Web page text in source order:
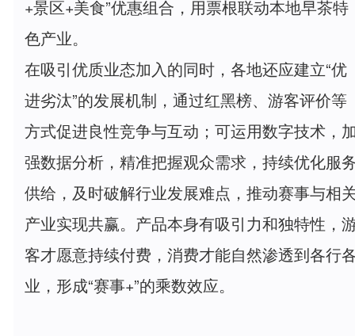
+景区+美食”优惠组合，用票根联动本地早茶特
色产业。
在吸引优质业态加入的同时，各地还应建立“优
进劣汰”的发展机制，通过红黑榜、游客评价等
方式促进良性竞争与互动；可运用数字技术，
强数据分析，精准把握观众需求，持续优化服
供给，及时破解行业发展难点，推动赛事与相
产业实现共赢。产品本身有吸引力和独特性，
客才愿意持续付费，消费才能自然渗透到各行
业，形成“赛事+”的乘数效应。